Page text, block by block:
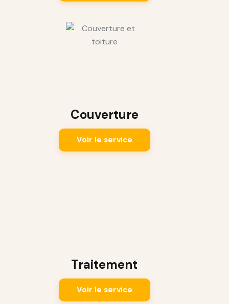
Couverture
Voir le service
Traitement
Voir le service